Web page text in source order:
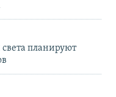
планируют